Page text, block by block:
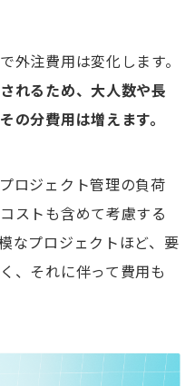
外注費用は変化します。
れるため、大人数や長
の分費用は増えます。
ロジェクト管理の負荷
ストも含めて考慮する
なプロジェクトほど、要
、それに伴って費用も